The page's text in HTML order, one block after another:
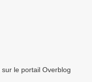
le portail Overblog